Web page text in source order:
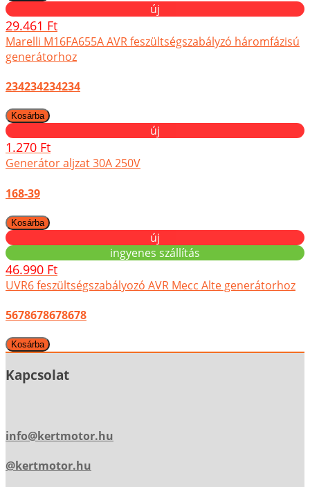
új
29.461 Ft
Marelli M16FA655A AVR feszültségszabályzó háromfázisú
generátorhoz
234234234234
új
1.270 Ft
Generátor aljzat 30A 250V
168-39
új
ingyenes szállítás
46.990 Ft
UVR6 feszültségszabályozó AVR Mecc Alte generátorhoz
5678678678678
Kapcsolat
info@kertmotor.hu
@kertmotor.hu